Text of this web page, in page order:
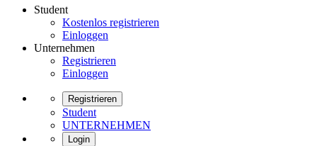
Student
Kostenlos registrieren
Einloggen
Unternehmen
Registrieren
Einloggen
Registrieren
Student
UNTERNEHMEN
Login